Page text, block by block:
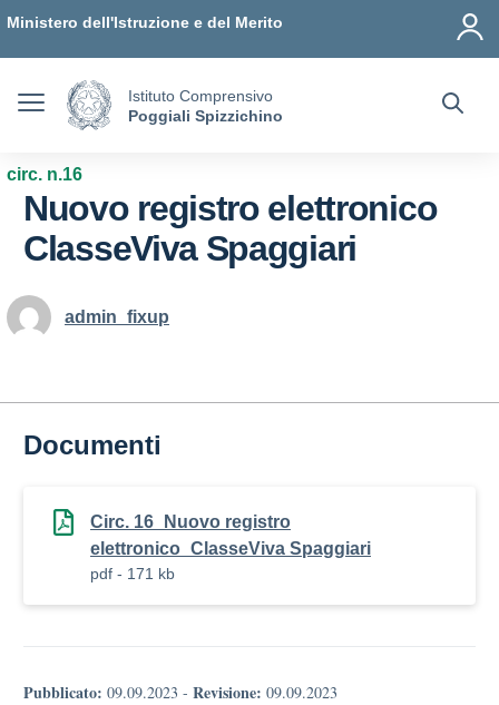
Ministero dell'Istruzione e del Merito
Istituto Comprensivo
Poggiali Spizzichino
circ. n.16
Nuovo registro elettronico
ClasseViva Spaggiari
admin_fixup
Documenti
Circ. 16_Nuovo registro
elettronico_ClasseViva Spaggiari
pdf - 171 kb
Pubblicato: 09.09.2023 - Revisione: 09.09.2023